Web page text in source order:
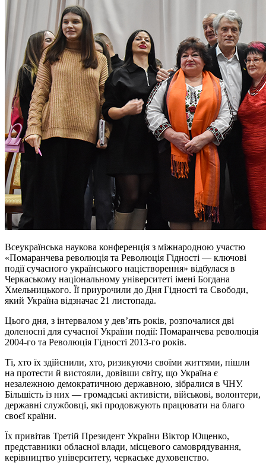
Всеукраїнська наукова конференція з міжнародною участю
«Помаранчева революція та Революція Гідності — ключові
події сучасного українського націєтворення» відбулася в
Черкаському національному університеті імені Богдана
Хмельницького. Її приурочили до Дня Гідності та Свободи,
який Україна відзначає 21 листопада.
Цього дня, з інтервалом у дев’ять років, розпочалися дві
доленосні для сучасної України події: Помаранчева революція
2004-го та Революція Гідності 2013-го років.
Ті, хто їх здійснили, хто, ризикуючи своїми життями, пішли
на протести й вистояли, довівши світу, що Україна є
незалежною демократичною державною, зібралися в ЧНУ.
Більшість із них — громадські активісти, військові, волонтери,
державні службовці, які продовжують працювати на благо
своєї країни.
Їх привітав Третій Президент України Віктор Ющенко,
представники обласної влади, місцевого самоврядування,
керівництво університету, черкаське духовенство.